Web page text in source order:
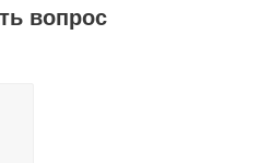
вопрос